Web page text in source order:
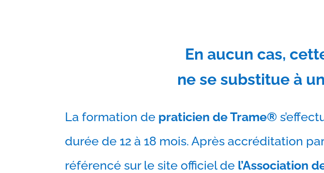
En aucun cas,
ne se substitue à
La formation de praticien de Trame®
durée de 12 à 18 mois. Après accréditation
référencé sur le site officiel de l’Association